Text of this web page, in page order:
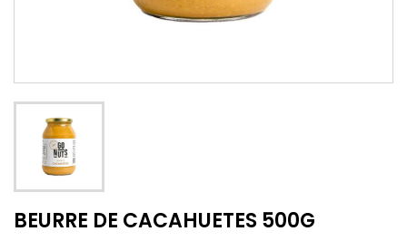
BEURRE DE CACAHUETES 500G